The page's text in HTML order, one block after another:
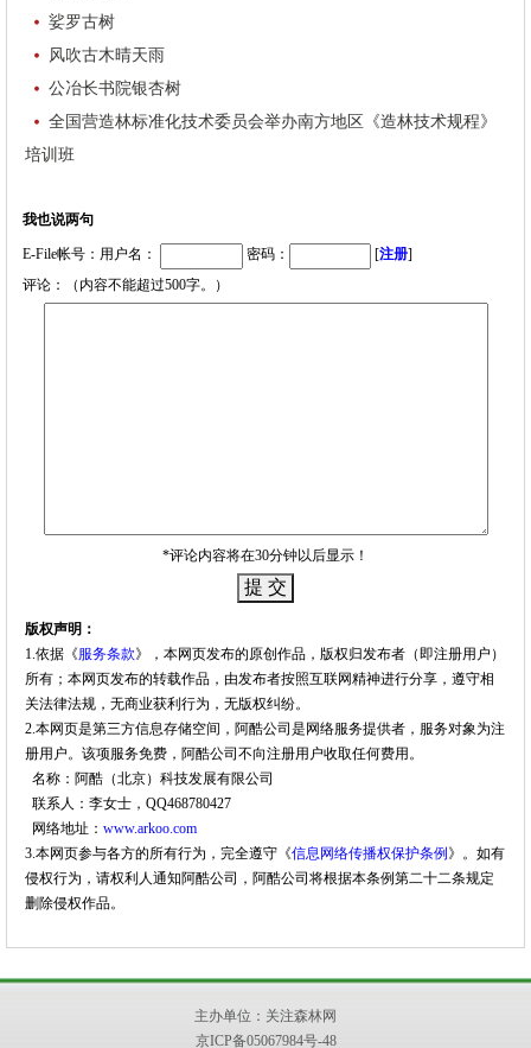
娑罗古树
风吹古木晴天雨
公冶长书院银杏树
全国营造林标准化技术委员会举办南方地区《造林技术规程》
培训班
我也说两句
E-File帐号：用户名： 密码： [注册]
评论：（内容不能超过500字。）
*评论内容将在30分钟以后显示！
版权声明：
1.依据《服务条款》，本网页发布的原创作品，版权归发布者（即注册用户）
所有；本网页发布的转载作品，由发布者按照互联网精神进行分享，遵守相
关法律法规，无商业获利行为，无版权纠纷。
2.本网页是第三方信息存储空间，阿酷公司是网络服务提供者，服务对象为注
册用户。该项服务免费，阿酷公司不向注册用户收取任何费用。
名称：阿酷（北京）科技发展有限公司
联系人：李女士，QQ468780427
网络地址： www.arkoo.com
3.本网页参与各方的所有行为，完全遵守《信息网络传播权保护条例 》。如有
侵权行为，请权利人通知阿酷公司，阿酷公司将根据本条例第二十二条规定
删除侵权作品。
主办单位： 关注森林网
京ICP备05067984号-48